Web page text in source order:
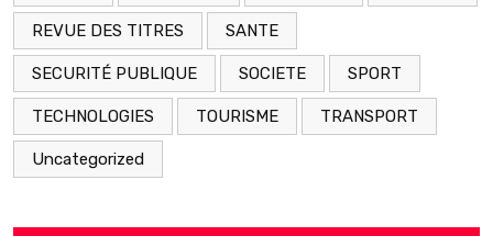
REVUE DES TITRES SANTE
SECURITÉ PUBLIQUE SOCIETE SPORT
TECHNOLOGIES TOURISME TRANSPORT
Uncategorized